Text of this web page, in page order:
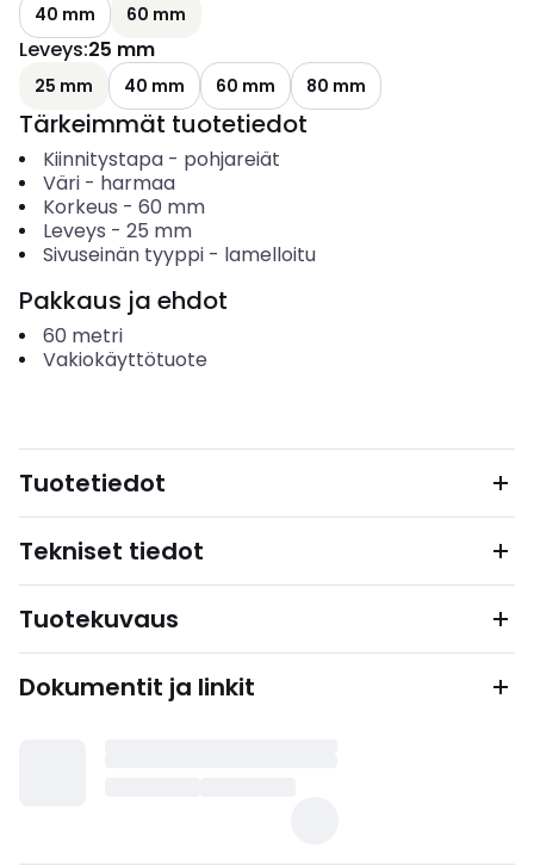
40 mm 60 mm
Leveys:25 mm
25 mm 40 mm 60 mm 80 mm
Tärkeimmät tuotetiedot
Kiinnitystapa- pohjareiät
Väri- harmaa
Korkeus - 60 mm
Leveys - 25 mm
Sivuseinän tyyppi- lamelloitu
Pakkaus ja ehdot
60 metri
Vakiokäyttötuote
Tuotetiedot
Tekniset tiedot
Tuotekuvaus
Dokumentit ja linkit